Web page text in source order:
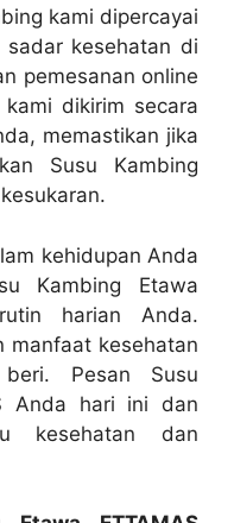
kami dipercayai
kesehatan di
pemesanan online
dikirim secara
memastikan jika
Susu Kambing
kehidupan Anda
Kambing Etawa
harian Anda.
manfaat kesehatan
Pesan Susu
Anda hari ini dan
kesehatan dan